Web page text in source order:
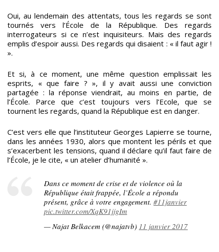
Oui, au lendemain des attentats, tous les regards se sont
tournés vers l’École de la République. Des regards
interrogateurs si ce n’est inquisiteurs. Mais des regards
emplis d’espoir aussi. Des regards qui disaient : « il faut agir !
».
Et si, à ce moment, une même question emplissait les
esprits, « que faire ? », il y avait aussi une conviction
partagée : la réponse viendrait, au moins en partie, de
l’École. Parce que c’est toujours vers l’Ecole, que se
tournent les regards, quand la République est en danger.
C’est vers elle que l’instituteur Georges Lapierre se tourne,
dans les années 1930, alors que montent les périls et que
s’exacerbent les tensions, quand il déclare qu’il faut faire de
l’École, je le cite, « un atelier d’humanité ».
Dans ce moment de crise et de violence où la
République était frappée, l’École a répondu
présent, grâce à votre engagement. #11janvier
pic.twitter.com/XqK91jjgIm
— Najat Belkacem (@najatvb) 11 janvier 2017